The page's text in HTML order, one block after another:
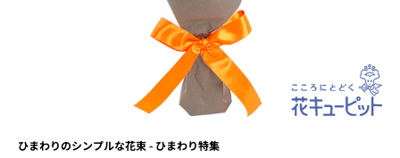
ひまわりのシンプルな花束 - ひまわり特集